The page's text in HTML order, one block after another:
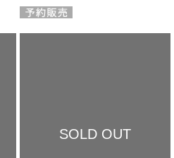
SOLD OUT